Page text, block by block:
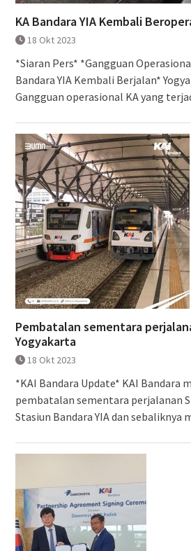
KA Bandara YIA Kembali
18 Okt 2023
*Siaran Pers* *Gangguan
Bandara YIA Kembali Berjalan*
Gangguan operasional KA yang
Pembatalan sementara
Yogyakarta
18 Okt 2023
*KAI Bandara Update* KAI Bandara
pembatalan sementara perjalanan
Stasiun Bandara YIA dan sebaliknya